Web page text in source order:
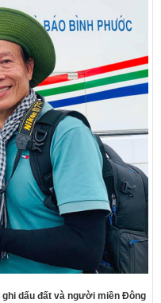
ghi dấu đất và người miền Đông